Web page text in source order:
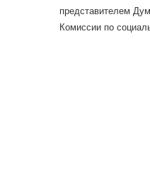
представителем
Комиссии по